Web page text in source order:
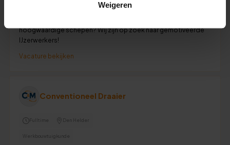
Weigeren
Heb jij een passie voor scheepsbouw? Werk je graag met
hoogwaardige schepen? Wij zijn op zoek naar gemotiveerde
IJzerwerkers!
Vacature bekijken
Conventioneel Draaier
Fulltime Den Helder
Werkbouwtuigkunde